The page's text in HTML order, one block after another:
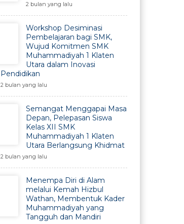
2 bulan yang lalu
Workshop Desiminasi
Pembelajaran bagi SMK,
Wujud Komitmen SMK
Muhammadiyah 1 Klaten
Utara dalam Inovasi
Pendidikan
2 bulan yang lalu
Semangat Menggapai Masa
Depan, Pelepasan Siswa
Kelas XII SMK
Muhammadiyah 1 Klaten
Utara Berlangsung Khidmat
2 bulan yang lalu
Menempa Diri di Alam
melalui Kemah Hizbul
Wathan, Membentuk Kader
Muhammadiyah yang
Tangguh dan Mandiri